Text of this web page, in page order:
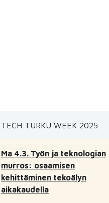
TECH TURKU WEEK 2025
Ma 4.3. Työn ja teknologian
murros: osaamisen
kehittäminen tekoälyn
aikakaudella